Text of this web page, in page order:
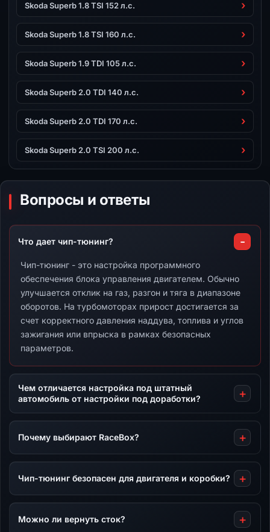
Skoda Superb 1.8 TSI 152 л.с.
Skoda Superb 1.8 TSI 160 л.с.
Skoda Superb 1.9 TDI 105 л.с.
Skoda Superb 2.0 TDI 140 л.с.
Skoda Superb 2.0 TDI 170 л.с.
Skoda Superb 2.0 TSI 200 л.с.
Вопросы и ответы
Что дает чип-тюнинг?
Чип-тюнинг - это настройка программного
обеспечения блока управления двигателем. Обычно
улучшается отклик на газ, разгон и тяга в диапазоне
оборотов. На турбомоторах прирост достигается за
счет корректного давления наддува, топлива и углов
зажигания или впрыска в рамках безопасных
параметров.
Чем отличается настройка под штатный
автомобиль от настройки под доработки?
Почему выбирают RaceBox?
Чип-тюнинг безопасен для двигателя и коробки?
Можно ли вернуть сток?